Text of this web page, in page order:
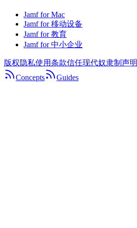
Jamf for Mac
Jamf for 移动设备
Jamf for 教育
Jamf for 中小企业
版权隐私使用条款信任现代奴隶制声明
Concepts
Guides